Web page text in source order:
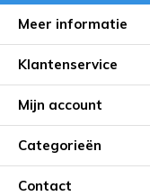
Meer informatie
Klantenservice
Mijn account
Categorieën
Contact